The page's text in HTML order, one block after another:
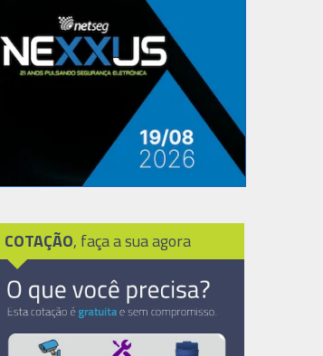
COTAÇÃO, faça a sua agora